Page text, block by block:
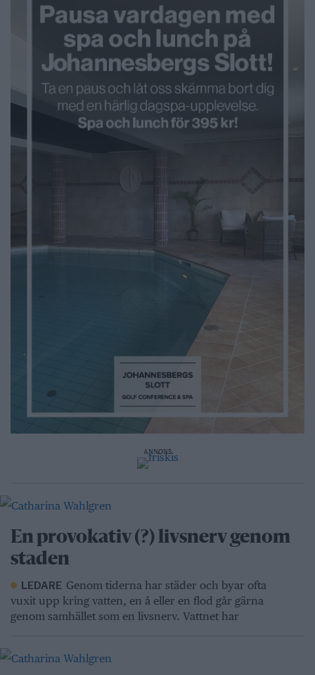
ANNONS
En provokativ (?) livsnerv genom
staden
LEDARE Genom tiderna har städer och byar ofta
vuxit upp kring vatten, en å eller en flod går gärna
genom samhället som en livsnerv. Vattnet har